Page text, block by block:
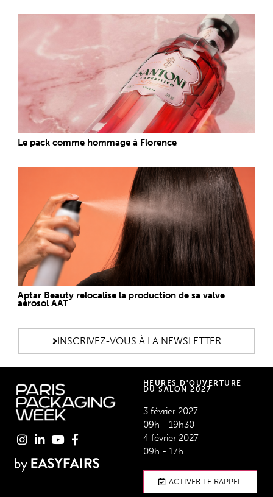
Le pack comme hommage à Florence
Aptar Beauty relocalise la production de sa valve
aérosol AAT
INSCRIVEZ-VOUS À LA NEWSLETTER
HEURES D'OUVERTURE
DU SALON 2027
3 février 2027
09h - 19h30
4 février 2027
09h - 17h
ACTIVER LE RAPPEL